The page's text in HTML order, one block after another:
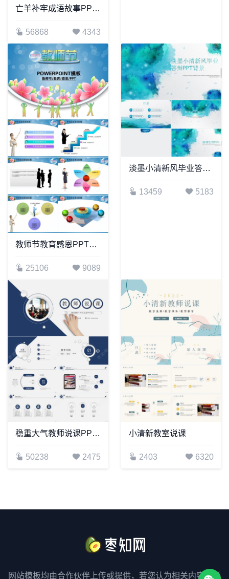
亡羊补牢成语故事PPT模板
56868 4343
教师节教育感恩PPT模板(2)
25106 9089
淡墨小清新风毕业答辩PPT背景
13459 5183
稳重大气教师说课PPT模板
50238 2475
小清新教室说课
2403 6320
网站模板均由合作伙伴上传或提供，若您认为相关内容涉嫌